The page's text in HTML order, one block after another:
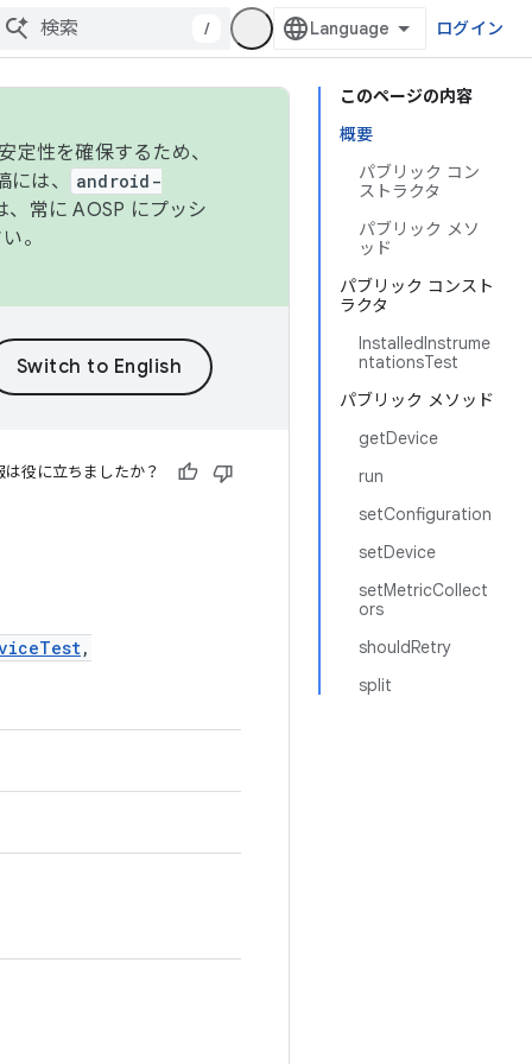
/ ログイン
このページの内容
概要
パブリック コン
ストラクタ
パブリック メソ
ッド
パブリック コンスト
ラクタ
InstalledInstrume
ntationsTest
パブリック メソッド
getDevice
run
setConfiguration
setDevice
setMetricCollect
ors
shouldRetry
split
性を確保するため、
は、
android-
常に AOSP にプッシ
。
は役に立ちましたか？
,